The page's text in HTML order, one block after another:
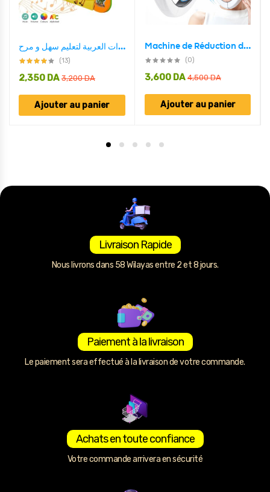
الكتاب الالكتروني للمفردات العربية لتعليم سهل و مرح Livre Electronique De Vocabulaire Arabe Pour Un Apprentissage Facile Et Amusant
(13)
3,200DA
2,350 DA
Ajouter au panier
Machine de Réduction de Double Menton Avec 6 Modes Et 12 Niveaux D’intensité – جهاز تنحيف الوجه
(0)
4,500DA
3,600 DA
Ajouter au panier
Livraison Rapide
Nous livrons dans 58 Wilayas entre 2 et 8 jours.
Paiement à la livraison
Le paiement sera effectué à la livraison de votre commande.
Achats en toute confiance
Votre commande arrivera en sécurité